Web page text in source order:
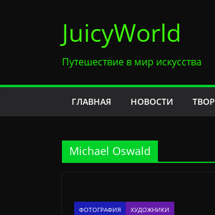
содержимомуJuicyWorld
Путешествие в мир искусства
ГЛАВНАЯ НОВОСТИ
Michael Oswald
ФОТОГРАФИЯ ХУДОЖНИКИ